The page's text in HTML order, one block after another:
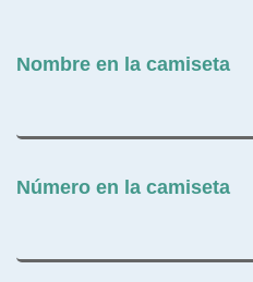
Nombre en la camiseta
Número en la camiseta